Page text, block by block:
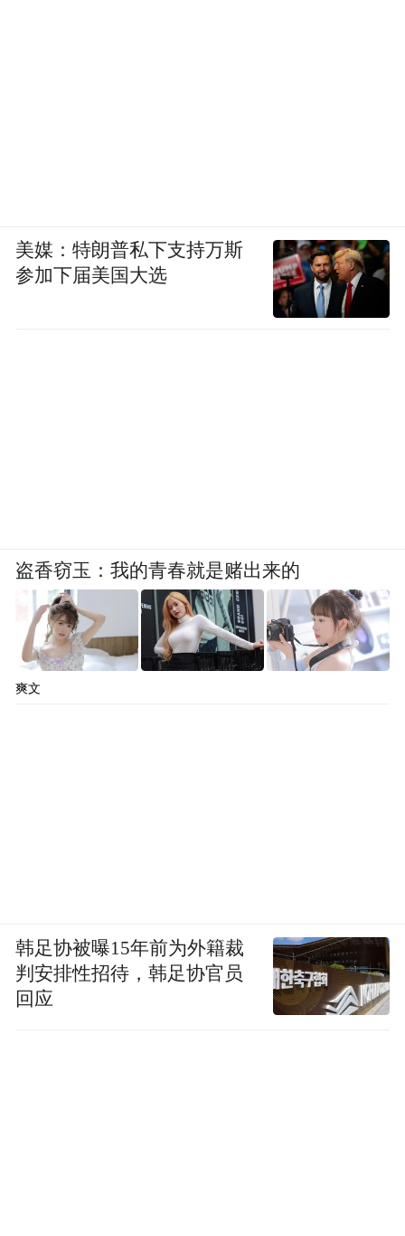
美媒：特朗普私下支持万斯
参加下届美国大选
盗香窃玉：我的青春就是赌出来的
爽文
韩足协被曝15年前为外籍裁
判安排性招待，韩足协官员
回应